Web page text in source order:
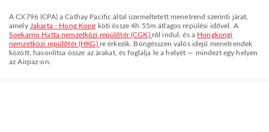
ACX796(CPA) aCathay Pacific által üzemeltetett menetrend szerinti járat,
amely Jakarta - Hong Kong köti össze4h 55m átlagos repülési idővel. A
Soekarno Hatta nemzetközi repülőtér (CGK) ről indul, és a Hongkongi
nemzetközi repülőtér (HKG) re érkezik. Böngésszen valós idejű menetrendek
között, hasonlítsa össze az árakat, és foglalja le a helyét — mindezt egy helyen
az Airpaz-on.